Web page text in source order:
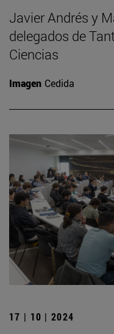
Javier Andrés y
delegados de
Ciencias
Imagen Cedida
17 | 10 | 2024